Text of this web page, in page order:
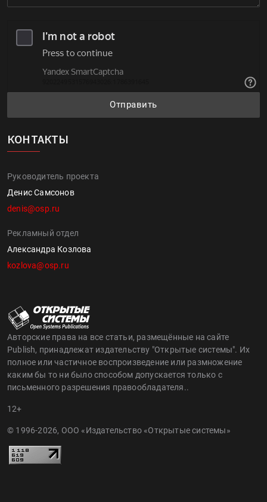
Отправить
КОНТАКТЫ
Руководитель проекта
Денис Самсонов
denis@osp.ru
Рекламный отдел
Александра Козлова
kozlova@osp.ru
Авторские права на все статьи, размещённые на сайте
Publish, принадлежат издательству "Открытые системы". Их
полное или частичное воспроизведение или размножение
каким бы то ни было способом допускается только с
письменного разрешения правообладателя..
12+
© 1996-2026, ООО «Издательство «Открытые системы»